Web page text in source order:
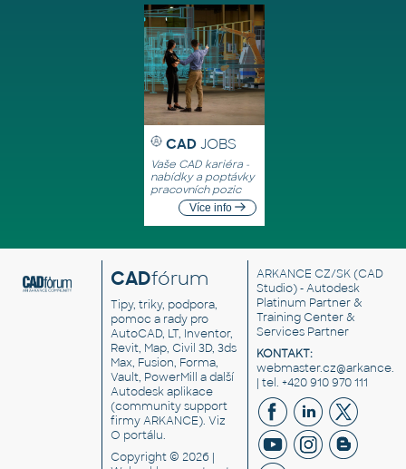
CAD JOBS
Vaše CAD kariéra -
nabídky a poptávky
pracovních pozic
Více info
CADfórum
Tipy, triky, podpora,
pomoc a rady pro
AutoCAD, LT, Inventor,
Revit, Map, Civil 3D, 3ds
Max, Fusion, Forma,
Vault, PowerMill a další
Autodesk aplikace
(community support
firmy ARKANCE). Viz
O portálu.
Copyright © 2026 |
ARKANCE CZ/SK(CAD
Studio) - Autodesk
Platinum Partner &
Training Center &
Services Partner
KONTAKT:
| tel. +420 910 970 111